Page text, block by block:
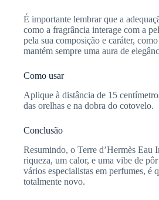
É importante lembrar que a
como a fragrância interage com a
pela sua composição e caráter,
mantém sempre uma aura de
Como usar
Aplique à distância de 15
das orelhas e na dobra do cotovelo.
Conclusão
Resumindo, o Terre d’Hermès Eau
riqueza, um calor, e uma vibe de
vários especialistas em perfumes, é
totalmente novo.